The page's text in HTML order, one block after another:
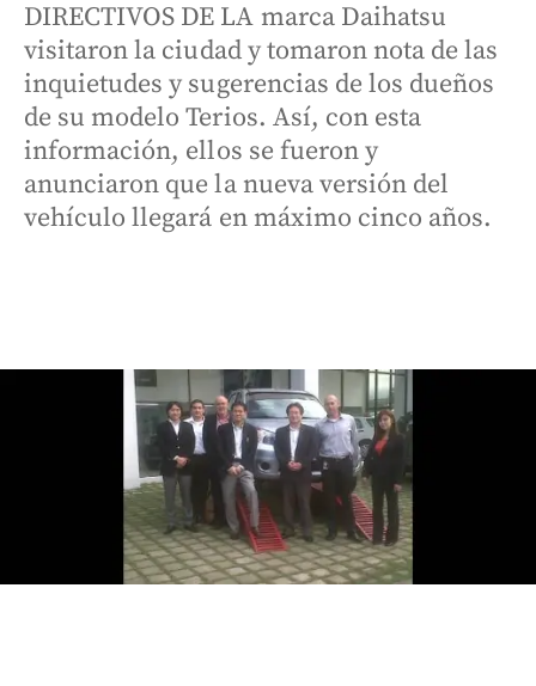
DIRECTIVOS DE LA marca Daihatsu
visitaron la ciudad y tomaron nota de las
inquietudes y sugerencias de los dueños
de su modelo Terios. Así, con esta
información, ellos se fueron y
anunciaron que la nueva versión del
vehículo llegará en máximo cinco años.